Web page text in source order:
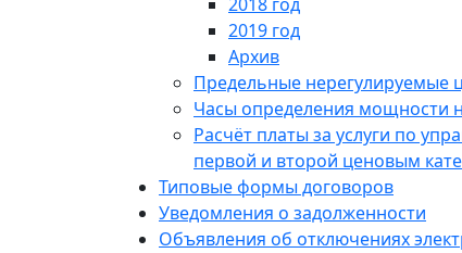
2019 год
Архив
Предельные нерегулируемые
Часы определения мощности
Расчёт платы за услуги по
первой и второй ценовым
Типовые формы договоров
Уведомления о задолженности
Объявления об отключениях